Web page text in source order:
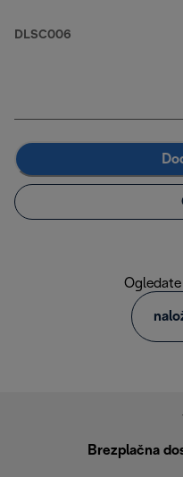
DLSC006
Brezplačna